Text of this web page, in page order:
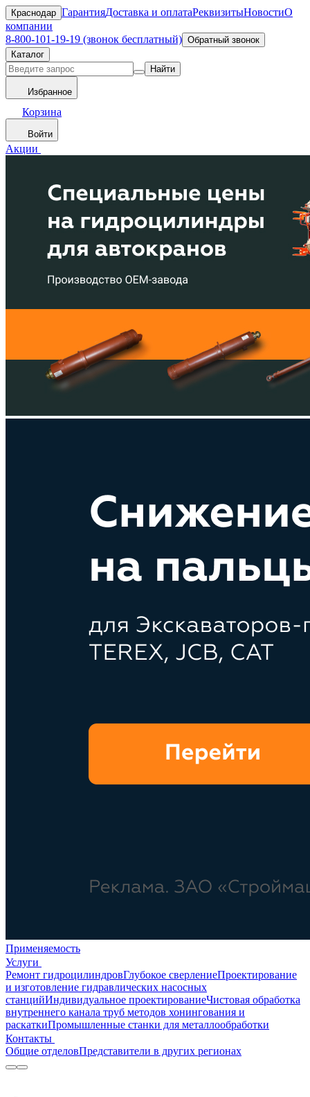
Краснодар ГарантияДоставка и оплатаРеквизитыНовостиО
компании
8-800-101-19-19 (звонок бесплатный) Обратный звонок
Каталог
Найти
Избранное
Корзина
Войти
Акции
Применяемость
Услуги
Ремонт гидроцилиндровГлубокое сверлениеПроектирование
и изготовление гидравлических насосных
станцийИндивидуальное проектированиеЧистовая обработка
внутреннего канала труб методов хонингования и
раскаткиПромышленные станки для металлообработки
Контакты
Общие отделовПредставители в других регионах